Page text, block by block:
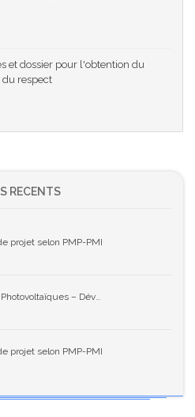
et dossier pour l'obtention du
respect
RECENTS
projet selon PMP-PMI
Installateur de Panneaux Photovoltaïques – Développez Votre Expertise en Solaire
projet selon PMP-PMI